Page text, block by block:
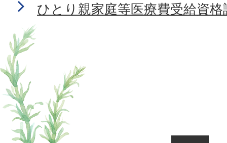
ひとり親家庭等医療費受給資